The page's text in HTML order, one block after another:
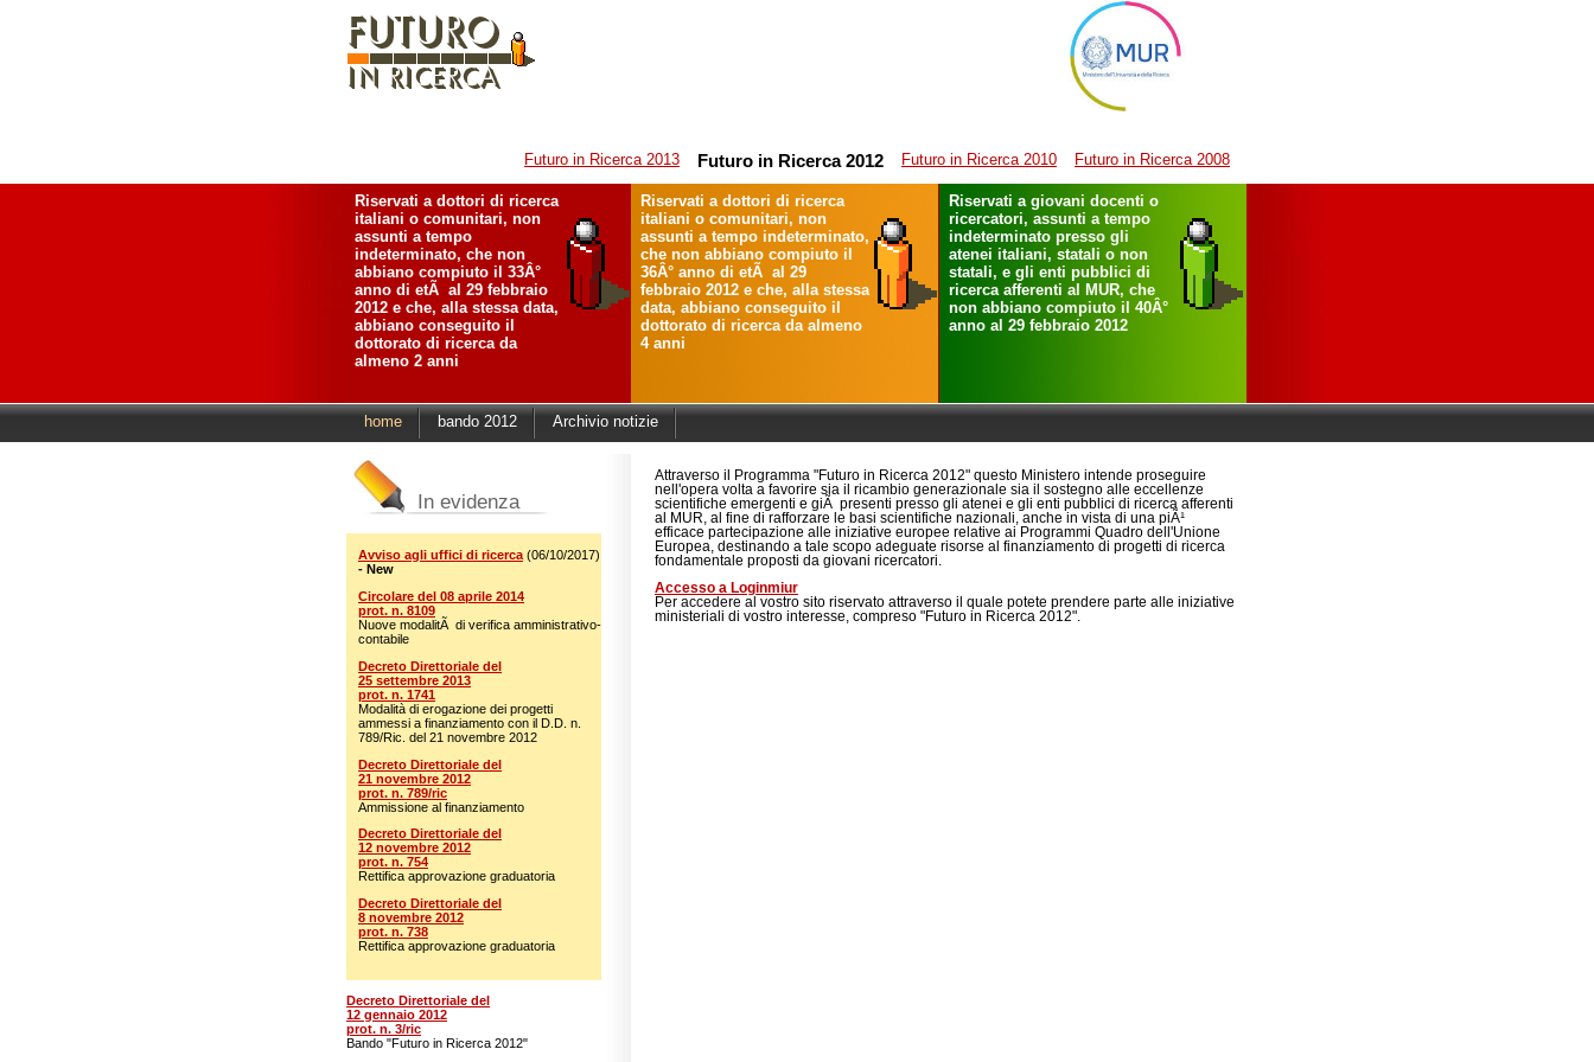
Futuro in Ricerca 2008
Futuro in Ricerca 2010
Futuro in Ricerca 2012
Futuro in Ricerca 2013
Riservati a dottori di ricerca
italiani o comunitari, non
assunti a tempo
indeterminato, che non
abbiano compiuto il 33Â°
anno di etÃ al 29 febbraio
2012 e che, alla stessa data,
abbiano conseguito il
dottorato di ricerca da
almeno 2 anni
Riservati a dottori di ricerca
italiani o comunitari, non
assunti a tempo indeterminato,
che non abbiano compiuto il
36Â° anno di etÃ al 29
febbraio 2012 e che, alla stessa
data, abbiano conseguito il
dottorato di ricerca da almeno
4 anni
Riservati a giovani docenti o
ricercatori, assunti a tempo
indeterminato presso gli
atenei italiani, statali o non
statali, e gli enti pubblici di
ricerca afferenti al MUR, che
non abbiano compiuto il 40Â°
anno al 29 febbraio 2012
home bando 2012 Archivio notizie
In evidenza
Avviso agli uffici di ricerca (06/10/2017)
- New
Circolare del 08 aprile 2014
prot. n. 8109
Nuove modalitÃ di verifica amministrativo-
contabile
Decreto Direttoriale del
25 settembre 2013
prot. n. 1741
Modalità di erogazione dei progetti
ammessi a finanziamento con il D.D. n.
789/Ric. del 21 novembre 2012
Decreto Direttoriale del
21 novembre 2012
prot. n. 789/ric
Ammissione al finanziamento
Decreto Direttoriale del
12 novembre 2012
prot. n. 754
Rettifica approvazione graduatoria
Decreto Direttoriale del
8 novembre 2012
prot. n. 738
Rettifica approvazione graduatoria
Decreto Direttoriale del
12 gennaio 2012
prot. n. 3/ric
Bando "Futuro in Ricerca 2012"
Attraverso il Programma "Futuro in Ricerca 2012" questo Ministero intende proseguire
nell'opera volta a favorire sia il ricambio generazionale sia il sostegno alle eccellenze
scientifiche emergenti e giÃ presenti presso gli atenei e gli enti pubblici di ricerca afferenti
al MUR, al fine di rafforzare le basi scientifiche nazionali, anche in vista di una piÃ¹
efficace partecipazione alle iniziative europee relative ai Programmi Quadro dell'Unione
Europea, destinando a tale scopo adeguate risorse al finanziamento di progetti di ricerca
fondamentale proposti da giovani ricercatori.
Accesso a Loginmiur
Per accedere al vostro sito riservato attraverso il quale potete prendere parte alle iniziative
ministeriali di vostro interesse, compreso "Futuro in Ricerca 2012".